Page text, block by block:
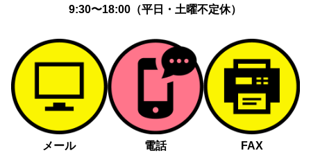
9:30〜18:00（平日・土曜不定休）
メール
電話 FAX